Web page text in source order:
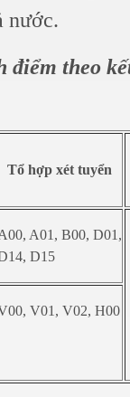
nước.
điểm theo
Tổ hợp xét tuyển
A01, B00, D01,
D15
V01, V02, H00